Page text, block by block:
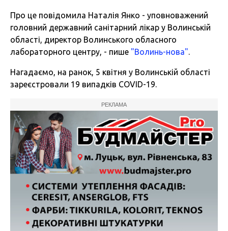
Про це повідомила Наталія Янко - уповноважений
головний державний санітарний лікар у Волинській
області, директор Волинського обласного
лабораторного центру, - пише "Волинь-нова".
Нагадаємо, на ранок, 5 квітня у Волинській області
зареєстровали 19 випадків COVID-19.
РЕКЛАМА